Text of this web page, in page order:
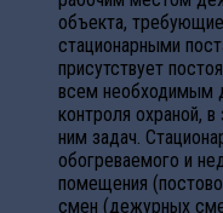
объекта,
стационарными
присутствует
всем необходимым
контроля охраной,
ним задач.
обогреваемого и
помещения
смен (дежурных